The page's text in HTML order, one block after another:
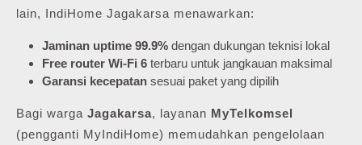
lain, IndiHome Jagakarsa menawarkan:
Jaminan uptime 99.9% dengan dukungan teknisi lokal
Free router Wi-Fi 6 terbaru untuk jangkauan maksimal
Garansi kecepatan sesuai paket yang dipilih
Bagi warga Jagakarsa, layanan MyTelkomsel
(pengganti MyIndiHome) memudahkan pengelolaan